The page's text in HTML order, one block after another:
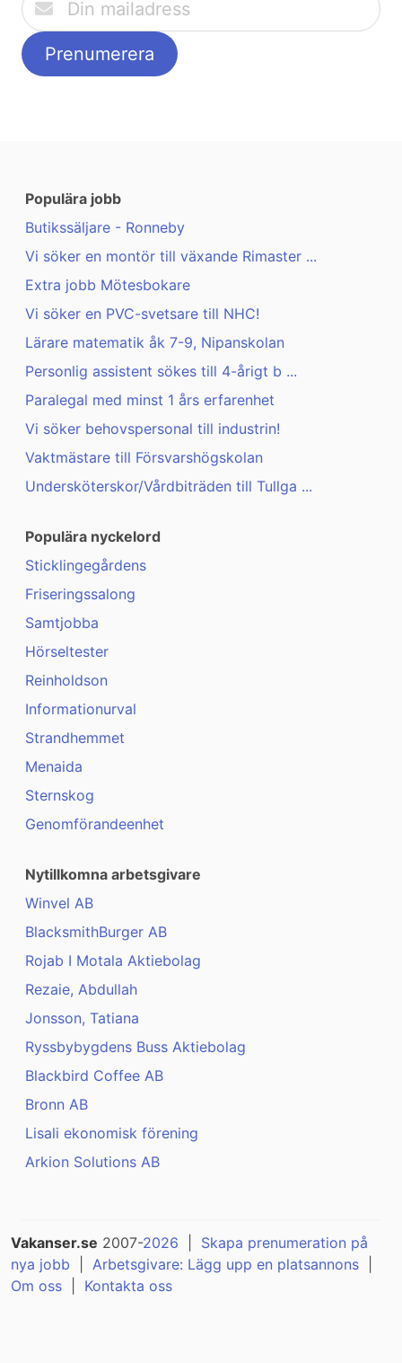
Populära jobb
Butikssäljare - Ronneby
Vi söker en montör till växande Rimaster ...
Extra jobb Mötesbokare
Vi söker en PVC-svetsare till NHC!
Lärare matematik åk 7-9, Nipanskolan
Personlig assistent sökes till 4-årigt b ...
Paralegal med minst 1 års erfarenhet
Vi söker behovspersonal till industrin!
Vaktmästare till Försvarshögskolan
Undersköterskor/Vårdbiträden till Tullga ...
Populära nyckelord
Sticklingegårdens
Friseringssalong
Samtjobba
Hörseltester
Reinholdson
Informationurval
Strandhemmet
Menaida
Sternskog
Genomförandeenhet
Nytillkomna arbetsgivare
Winvel AB
BlacksmithBurger AB
Rojab I Motala Aktiebolag
Rezaie, Abdullah
Jonsson, Tatiana
Ryssbybygdens Buss Aktiebolag
Blackbird Coffee AB
Bronn AB
Lisali ekonomisk förening
Arkion Solutions AB
Vakanser.se 2007-2026
Skapa prenumeration på
nya jobb
Arbetsgivare: Lägg upp en platsannons
Om oss
Kontakta oss